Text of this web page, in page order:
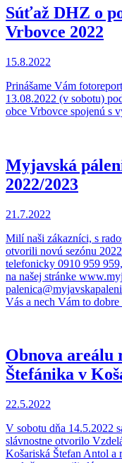
Súťaž DHZ o
Vrbovce 2022
15.8.2022
Prinášame Vám
13.08.2022 (v sobotu)
obce Vrbovce spojenú s
Myjavská
2022/2023
21.7.2022
Milí naši zákazníci, s
otvorili novú sezónu
telefonicky 0910 959
na našej stránke
Vás a nech Vám to dobre
Obnova areálu
Štefánika v
22.5.2022
V sobotu dňa 14.5.2022
slávnostne otvorilo
Košariská Štefan Antol a